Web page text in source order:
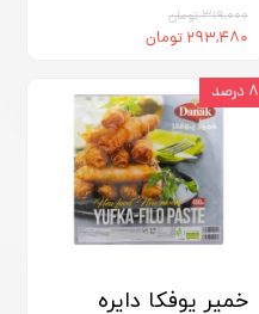
۳۱۹,۰۰۰ تومان
۲۹۳,۴۸۰ تومان
خمیر یوفکا دایره
۸ درصد